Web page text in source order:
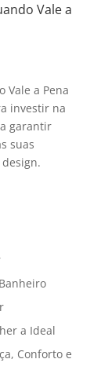
Vale a
Vale a Pena
investir na
garantir
suas
a Ideal
Conforto e